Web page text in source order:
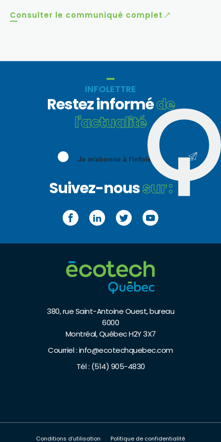
Consulter le communiqué complet
380, rue Saint-Antoine Ouest, bureau
6000
Montréal, Québec H2Y 3X7
Courriel :info@ecotechquebec.com
Tél : (514) 905-4830
Conditions d’utilisation Politique de confidentialité
INFOLETTRE
Restez informéde
l'actualité
Je m'abonne à l'infolettre
Suivez-noussur :
FacebookLinkedInTwitterYouTube